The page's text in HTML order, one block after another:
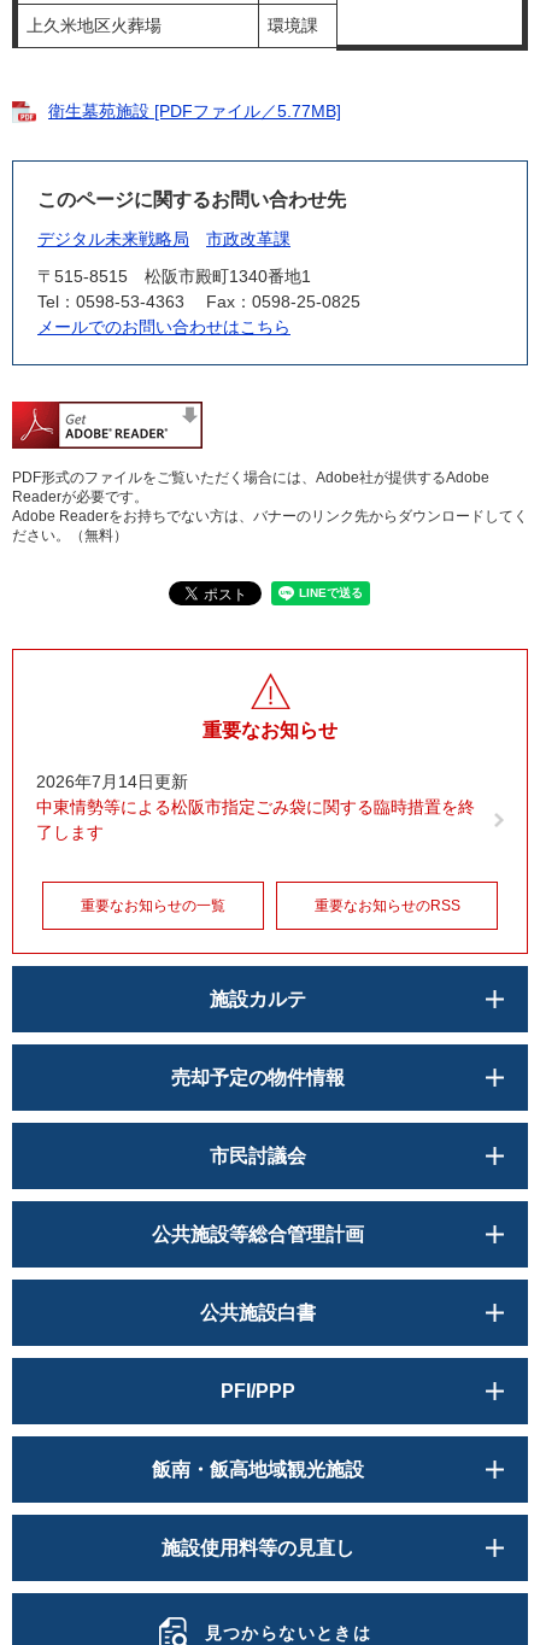
上久米地区火葬場 環境課
衛生墓苑施設 [PDFファイル／5.77MB]
このページに関するお問い合わせ先
デジタル未来戦略局
市政改革課
〒515-8515
松阪市殿町1340番地1
Tel：0598-53-4363
Fax：0598-25-0825
メールでのお問い合わせはこちら
PDF形式のファイルをご覧いただく場合には、Adobe社が提供するAdobe
Readerが必要です。
Adobe Readerをお持ちでない方は、バナーのリンク先からダウンロードしてく
ださい。（無料）
重要なお知らせ
2026年7月14日更新
中東情勢等による松阪市指定ごみ袋に関する臨時措置を終
了します
重要なお知らせの一覧 重要なお知らせのRSS
施設カルテ
売却予定の物件情報
市民討議会
公共施設等総合管理計画
公共施設白書
PFI/PPP
飯南・飯高地域観光施設
施設使用料等の見直し
見つからないときは